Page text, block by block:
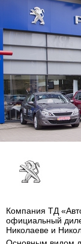
Компания ТД
официальный
Николаеве и